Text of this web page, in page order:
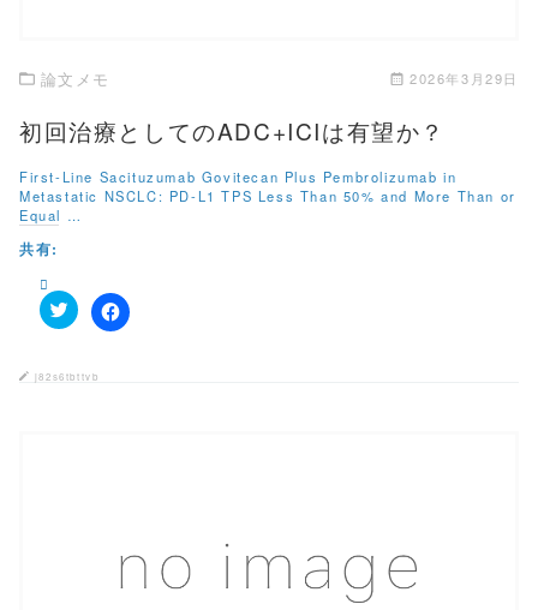
論文メモ 2026年3月29日
初回治療としてのADC+ICIは有望か？
First-Line Sacituzumab Govitecan Plus Pembrolizumab in
Metastatic NSCLC: PD-L1 TPS Less Than 50% and More Than or
Equal …
共有:
ク
ク
F
j82s6tbttvb
この記事を読む